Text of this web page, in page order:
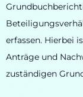
erfassen. Hierbei
Anträge und
zuständigen